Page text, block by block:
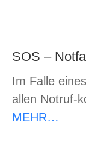
SOS –
Im Falle
allen Notruf-
MEHR…